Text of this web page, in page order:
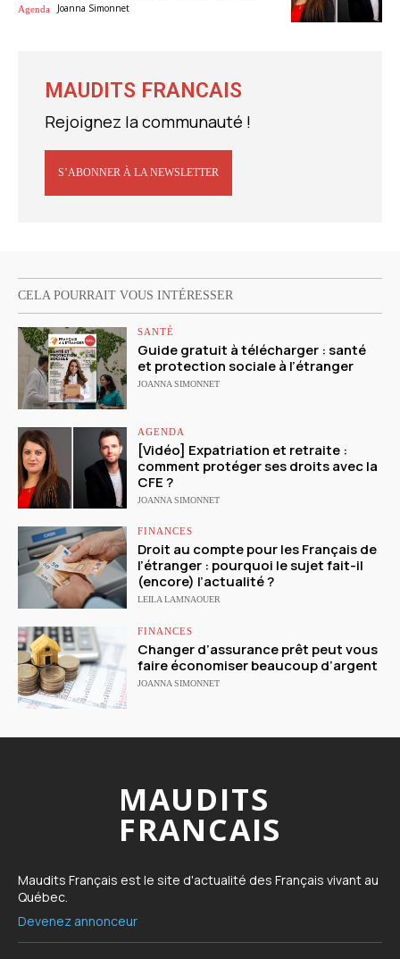
Agenda Joanna Simonnet
MAUDITS FRANCAIS
Rejoignez la communauté !
S’ABONNER À LA NEWSLETTER
CELA POURRAIT VOUS INTÉRESSER
SANTÉ
Guide gratuit à télécharger : santé
et protection sociale à l’étranger
JOANNA SIMONNET
AGENDA
[Vidéo] Expatriation et retraite :
comment protéger ses droits avec la
CFE ?
JOANNA SIMONNET
FINANCES
Droit au compte pour les Français de
l’étranger : pourquoi le sujet fait-il
(encore) l’actualité ?
LEILA LAMNAOUER
FINANCES
Changer d’assurance prêt peut vous
faire économiser beaucoup d’argent
JOANNA SIMONNET
MAUDITS
FRANCAIS
Maudits Français est le site d'actualité des Français vivant au
Québec.
Devenez annonceur